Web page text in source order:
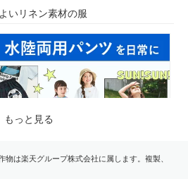
いリネン素材の服
もっと見る
は楽天グループ株式会社に属します。複製、